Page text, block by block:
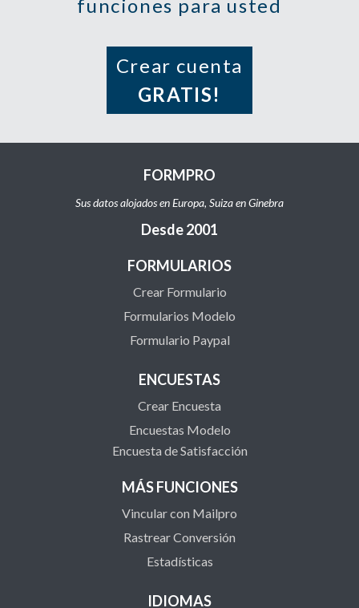
funciones para usted
Crear cuenta
GRATIS!
FORMPRO
Sus datos alojados en Europa, Suiza en Ginebra
Desde 2001
FORMULARIOS
Crear Formulario
Formularios Modelo
Formulario Paypal
ENCUESTAS
Crear Encuesta
Encuestas Modelo
Encuesta de Satisfacción
MÁS FUNCIONES
Vincular con Mailpro
Rastrear Conversión
Estadísticas
IDIOMAS